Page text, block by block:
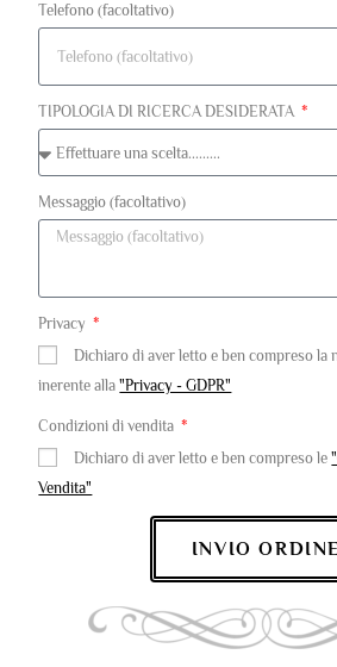
Telefono (facoltativo)
TIPOLOGIA DI RICERCA DESIDERATA
Messaggio (facoltativo)
Privacy
Dichiaro di aver letto e ben compreso la
inerente alla"Privacy - GDPR"
Condizioni di vendita
Dichiaro di aver letto e ben compreso le
Vendita"
INVIO